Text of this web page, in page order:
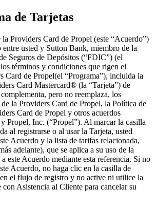
de Tarjetas
Providers Card de Propel (este “Acuerdo”)
entre usted y Sutton Bank, miembro de la
Seguros de Depósitos (“FDIC”) (el
términos y condiciones que rigen el
Card de Propel(el “Programa”), incluida la
Card Mastercard® (la “Tarjeta”) de
pero no reemplaza, los
la Providers Card de Propel, la Política de
Card de Propel y otros acuerdos
Propel, Inc. (“Propel”). Al marcar la casilla
al registrarse o al usar la Tarjeta, usted
Acuerdo y la lista de tarifas relacionada,
adelante), que se aplica a su uso de la
este Acuerdo mediante esta referencia. Si no
Acuerdo, no haga clic en la casilla de
el flujo de registro y no active ni utilice la
Asistencia al Cliente para cancelar su